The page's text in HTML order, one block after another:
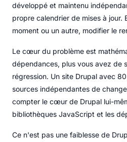
développé et maintenu
propre calendrier de mises à jour.
moment ou un autre, modifier le
Le cœur du problème est
dépendances, plus vous avez de
régression. Un site Drupal avec
sources indépendantes de
compter le cœur de Drupal lui-
bibliothèques JavaScript et les
Ce n'est pas une faiblesse de